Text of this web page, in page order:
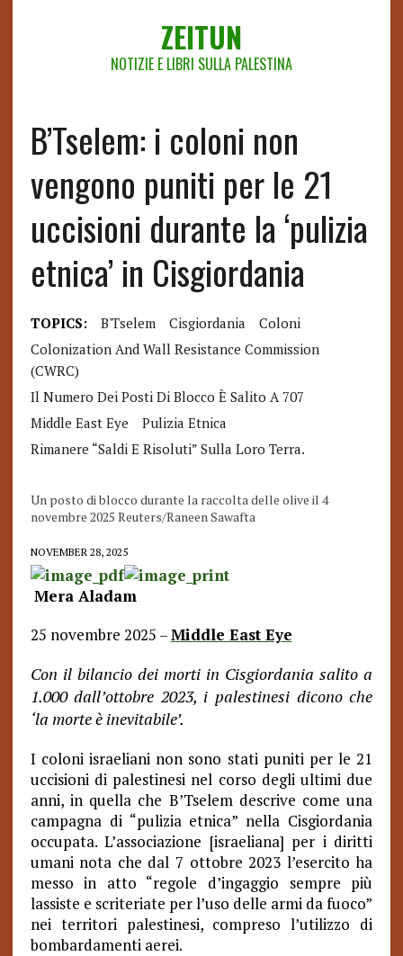
ZEITUN
NOTIZIE E LIBRI SULLA PALESTINA
B’Tselem: i coloni non
vengono puniti per le 21
uccisioni durante la ‘pulizia
etnica’ in Cisgiordania
TOPICS: B'Tselem Cisgiordania
Coloni
Colonization And Wall Resistance Commission
(CWRC)
Il Numero Dei Posti Di Blocco È Salito A 707
Middle East Eye
Pulizia Etnica
Rimanere “saldi E Risoluti” Sulla Loro Terra.
Un posto di blocco durante la raccolta delle olive il 4
novembre 2025 Reuters/Raneen Sawafta
NOVEMBER 28, 2025
Mera Aladam
25 novembre 2025 –Middle East Eye
Con il bilancio dei morti in Cisgiordania salito a
1.000 dall’ottobre 2023, i palestinesi dicono che
‘la morte è inevitabile’.
I coloni israeliani non sono stati puniti per le 21
uccisioni di palestinesi nel corso degli ultimi due
anni, in quella che B’Tselem descrive come una
campagna di “pulizia etnica” nella Cisgiordania
occupata. L’associazione [israeliana] per i diritti
umani nota che dal 7 ottobre 2023 l’esercito ha
messo in atto “regole d’ingaggio sempre più
lassiste e scriteriate per l’uso delle armi da fuoco”
nei territori palestinesi, compreso l’utilizzo di
bombardamenti aerei.